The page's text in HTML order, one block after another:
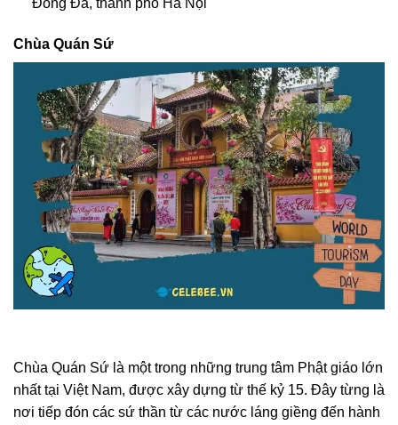
Chùa Quán Sứ
Chùa Quán Sứ là một trong những trung tâm Phật giáo lớn
nhất tại Việt Nam, được xây dựng từ thế kỷ 15. Đây từng là
nơi tiếp đón các sứ thần từ các nước láng giềng đến hành